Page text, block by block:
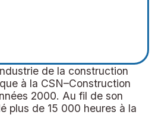
de la construction
à la CSN–Construction
2000. Au fil de son
plus de 15 000 heures à la